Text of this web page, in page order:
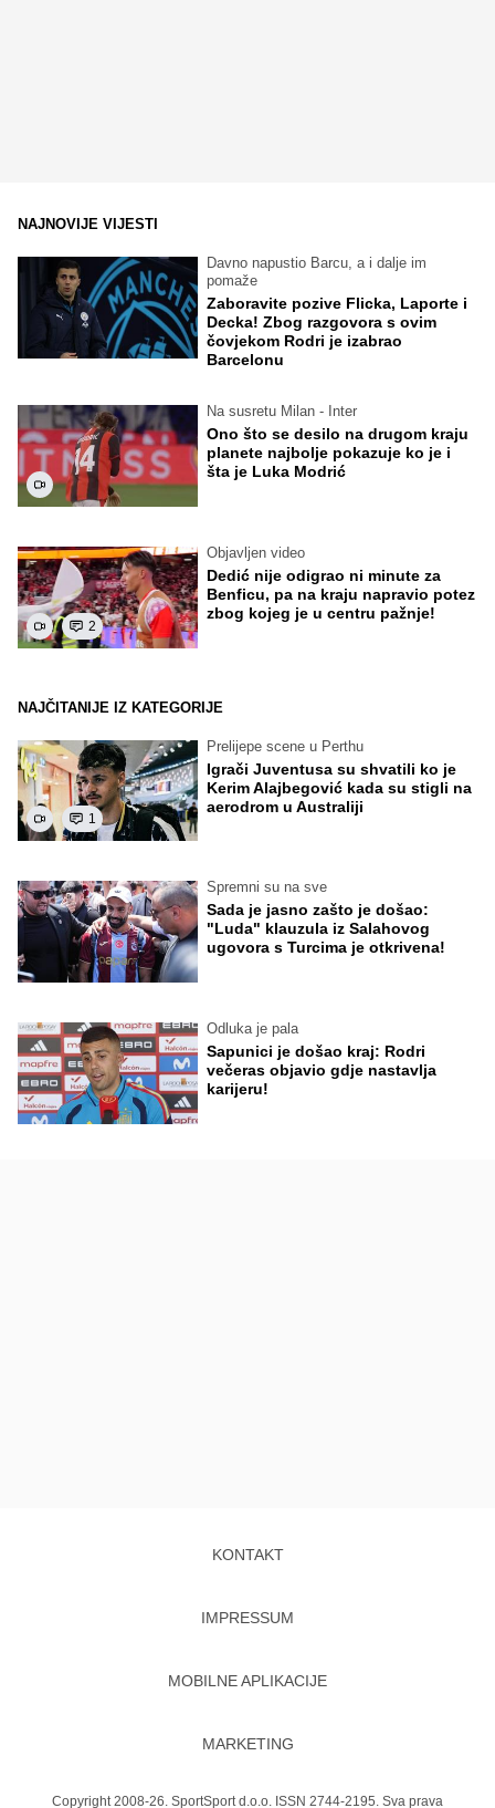
NAJNOVIJE VIJESTI
Davno napustio Barcu, a i dalje im
pomaže
Zaboravite pozive Flicka, Laporte i
Decka! Zbog razgovora s ovim
čovjekom Rodri je izabrao
Barcelonu
Na susretu Milan - Inter
Ono što se desilo na drugom kraju
planete najbolje pokazuje ko je i
šta je Luka Modrić
2
Objavljen video
Dedić nije odigrao ni minute za
Benficu, pa na kraju napravio potez
zbog kojeg je u centru pažnje!
NAJČITANIJE IZ KATEGORIJE
1
Prelijepe scene u Perthu
Igrači Juventusa su shvatili ko je
Kerim Alajbegović kada su stigli na
aerodrom u Australiji
Spremni su na sve
Sada je jasno zašto je došao:
"Luda" klauzula iz Salahovog
ugovora s Turcima je otkrivena!
Odluka je pala
Sapunici je došao kraj: Rodri
večeras objavio gdje nastavlja
karijeru!
KONTAKT
IMPRESSUM
MOBILNE APLIKACIJE
MARKETING
Copyright 2008-26. SportSport d.o.o. ISSN 2744-2195. Sva prava